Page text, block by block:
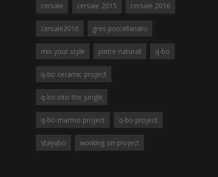
cersaie cersaie 2015 cersaie 2016
cersaie2016 gres porcellanato
mix your style pietre naturali q-bo
q-bo ceramic project
q-bo into the jungle
q-bo marmo project q-bo project
stayqbo working on project